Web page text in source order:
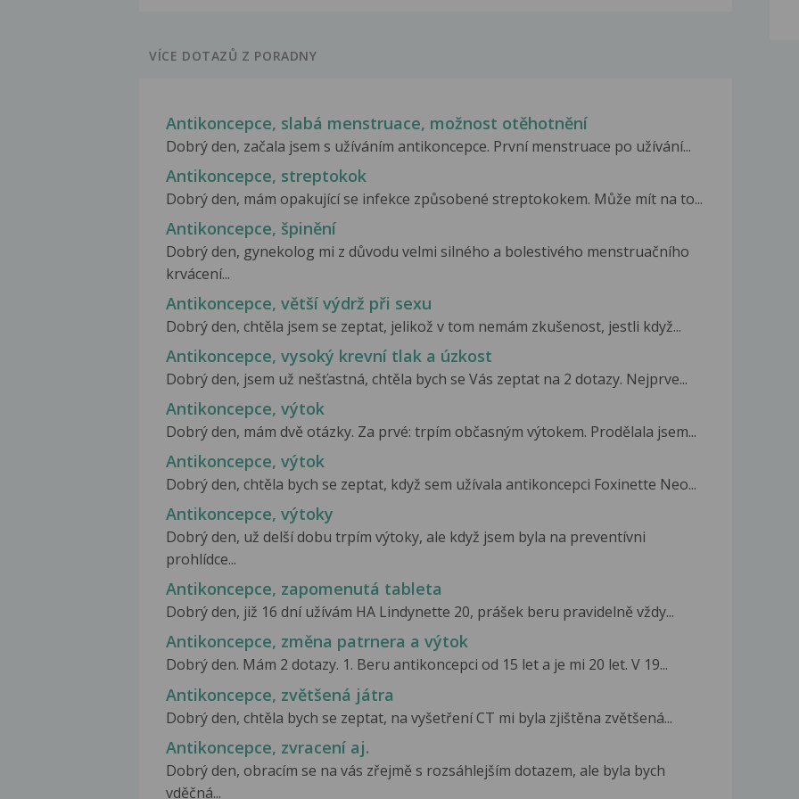
VÍCE DOTAZŮ Z PORADNY
Antikoncepce, slabá menstruace, možnost otěhotnění
Dobrý den, začala jsem s užíváním antikoncepce. První menstruace po užívání...
Antikoncepce, streptokok
Dobrý den, mám opakující se infekce způsobené streptokokem. Může mít na to...
Antikoncepce, špinění
Dobrý den, gynekolog mi z důvodu velmi silného a bolestivého menstruačního
krvácení...
Antikoncepce, větší výdrž při sexu
Dobrý den, chtěla jsem se zeptat, jelikož v tom nemám zkušenost, jestli když...
Antikoncepce, vysoký krevní tlak a úzkost
Dobrý den, jsem už nešťastná, chtěla bych se Vás zeptat na 2 dotazy. Nejprve...
Antikoncepce, výtok
Dobrý den, mám dvě otázky. Za prvé: trpím občasným výtokem. Prodělala jsem...
Antikoncepce, výtok
Dobrý den, chtěla bych se zeptat, když sem užívala antikoncepci Foxinette Neo...
Antikoncepce, výtoky
Dobrý den, už delší dobu trpím výtoky, ale když jsem byla na preventívni
prohlídce...
Antikoncepce, zapomenutá tableta
Dobrý den, již 16 dní užívám HA Lindynette 20, prášek beru pravidelně vždy...
Antikoncepce, změna patrnera a výtok
Dobrý den. Mám 2 dotazy. 1. Beru antikoncepci od 15 let a je mi 20 let. V 19...
Antikoncepce, zvětšená játra
Dobrý den, chtěla bych se zeptat, na vyšetření CT mi byla zjištěna zvětšená...
Antikoncepce, zvracení aj.
Dobrý den, obracím se na vás zřejmě s rozsáhlejším dotazem, ale byla bych
vděčná...